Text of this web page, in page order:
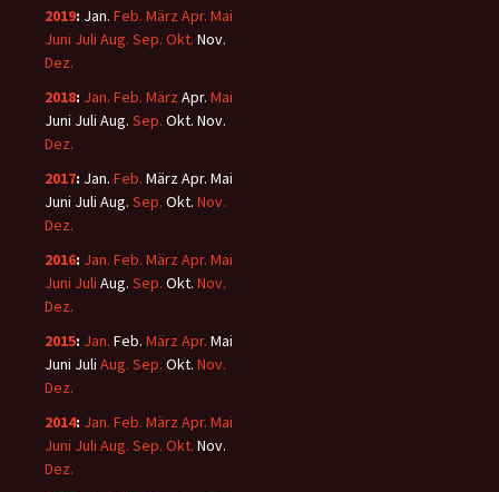
2019: Jan. Feb. März Apr. Mai
Juni Juli Aug. Sep. Okt. Nov.
Dez.
2018: Jan. Feb. März Apr. Mai
Juni Juli Aug. Sep. Okt. Nov.
Dez.
2017: Jan. Feb. MärzApr. Mai
Juni Juli Aug. Sep. Okt. Nov.
Dez.
2016: Jan. Feb. März Apr. Mai
Juni Juli Aug. Sep. Okt. Nov.
Dez.
2015: Jan. Feb. März Apr. Mai
Juni Juli Aug. Sep. Okt. Nov.
Dez.
2014: Jan. Feb. März Apr. Mai
Juni Juli Aug. Sep. Okt. Nov.
Dez.